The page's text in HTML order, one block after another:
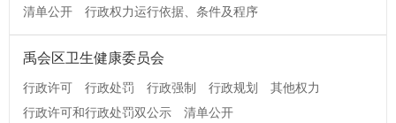
清单公开
行政权力运行依据、条件及程序
禹会区卫生健康委员会
行政许可 行政处罚 行政强制 行政规划
其他权力
行政许可和行政处罚双公示
清单公开